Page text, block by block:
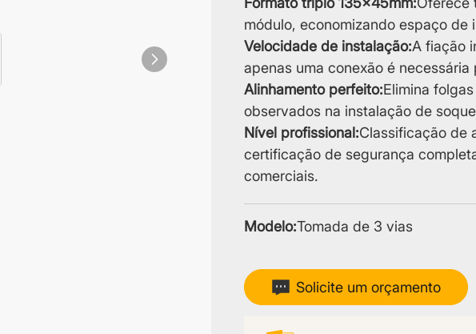
módulo, economizando espaço de
Velocidade de instalação:A fiação
apenas uma conexão é
Alinhamento perfeito:Elimina
observados na instalação de
Nível profissional:Classificação de
certificação de segurança
comerciais.
Modelo:Tomada de 3 vias
Solicite um orçamento